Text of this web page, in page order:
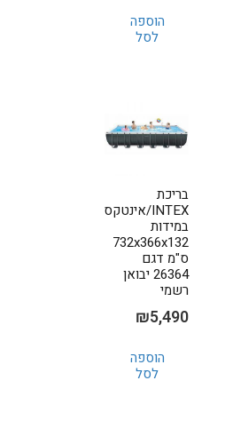
היה:
₪5,990.
הוא:הוספה
לסל
בריכת
INTEX/אינטקס
במידות
732x366x132
ס"מ דגם
26364 יבואן
רשמי
₪5,490
הוספה
לסל